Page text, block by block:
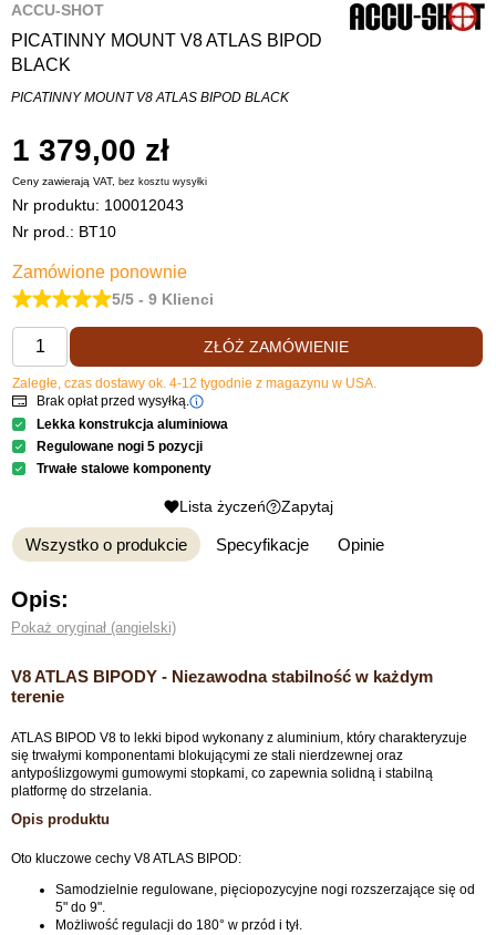
ACCU-SHOT
PICATINNY MOUNT V8 ATLAS BIPOD
BLACK
PICATINNY MOUNT V8 ATLAS BIPOD BLACK
1 379,00 zł
Ceny zawierają VAT,bez kosztuwysyłki
Nr produktu: 100012043
Nr prod.: BT10
Zamówione ponownie
5/5 - 9 Klienci
ZŁÓŻ ZAMÓWIENIE
Zaległe, czas dostawy ok. 4-12 tygodnie z magazynu w USA.
Brak opłat przed wysyłką.
Lekka konstrukcja aluminiowa
Regulowane nogi 5 pozycji
Trwałe stalowe komponenty
Lista życzeń Zapytaj
Wszystko o produkcie Specyfikacje Opinie
Opis:
Pokaż oryginał (angielski)
V8 ATLAS BIPODY - Niezawodna stabilność w każdym
terenie
ATLAS BIPOD V8 to lekki bipod wykonany z aluminium, który charakteryzuje
się trwałymi komponentami blokującymi ze stali nierdzewnej oraz
antypoślizgowymi gumowymi stopkami, co zapewnia solidną i stabilną
platformę do strzelania.
Opis produktu
Oto kluczowe cechy V8 ATLAS BIPOD:
Samodzielnie regulowane, pięciopozycyjne nogi rozszerzające się od
5" do 9".
Możliwość regulacji do 180° w przód i tył.